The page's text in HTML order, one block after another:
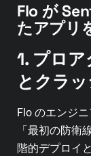
Flo が
たアプリ
1. プロ
とクラ
Flo のエンジ
「最初の防衛
階的デプロイ